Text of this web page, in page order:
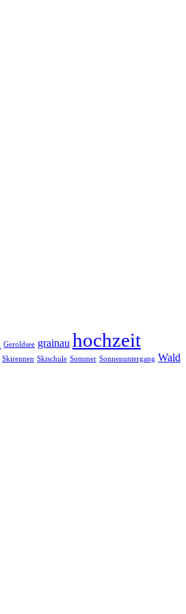
Geroldsee grainau hochzeit
Skirennen Skischule Sommer Sonnenuntergang Wald